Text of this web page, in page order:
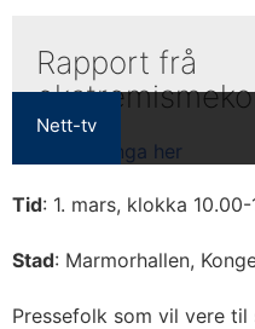
Nett-tv
Rapport frå
Tid: 1. mars, klokka 10.00-
Stad: Marmorhallen,
Pressefolk som vil vere til